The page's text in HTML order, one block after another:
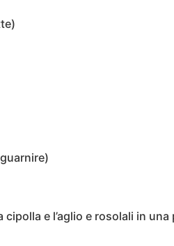
e l’aglio e rosolali in